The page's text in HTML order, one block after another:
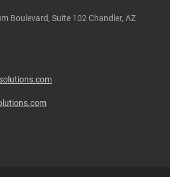
Boulevard, Suite 102 Chandler, AZ